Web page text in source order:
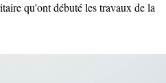
qu'ont débuté les travaux de la